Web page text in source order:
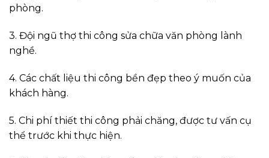
phòng.
3. Đội ngũ thợ thi công sửa chữa văn phòng lành
nghề.
4. Các chất liệu thi công bền đẹp theo ý muốn của
khách hàng.
5. Chi phí thiết thi công phải chăng, được tư vấn cụ
thể trước khi thực hiện.